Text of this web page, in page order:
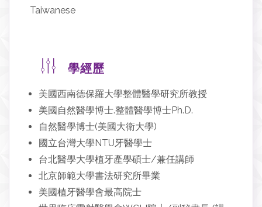
Taiwanese
學經歷
美國西南德保羅大學整體醫學研究所教授
美國自然醫學博士.整體醫學博士Ph.D.
自然醫學博士(美國大衛大學)
國立台灣大學NTU牙醫學士
台北醫學大學植牙產學碩士/兼任講師
北京師範大學書法研究所畢業
美國植牙醫學會最高院士